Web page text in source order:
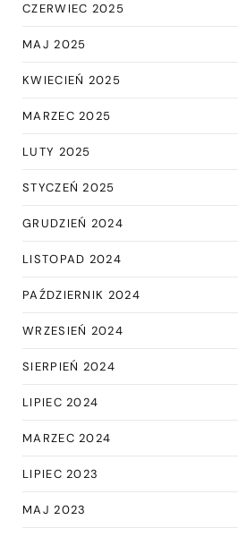
CZERWIEC 2025
MAJ 2025
KWIECIEŃ 2025
MARZEC 2025
LUTY 2025
STYCZEŃ 2025
GRUDZIEŃ 2024
LISTOPAD 2024
PAŹDZIERNIK 2024
WRZESIEŃ 2024
SIERPIEŃ 2024
LIPIEC 2024
MARZEC 2024
LIPIEC 2023
MAJ 2023